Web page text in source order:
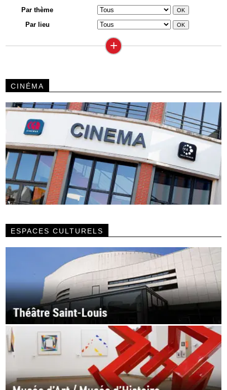
Par thème
Par lieu
+
CINÉMA
ESPACES CULTURELS